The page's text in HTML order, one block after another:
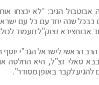
אבוטבול הגיב: ״לא ינצחו
כבכל שנה יחד עם כל עם
אבוחצירא זצוק"ל תעמוד
הראשי לישראל הגר"י
סאלי זצ"ל, היא החלטה
להגיע לקבר באופן מסודר".